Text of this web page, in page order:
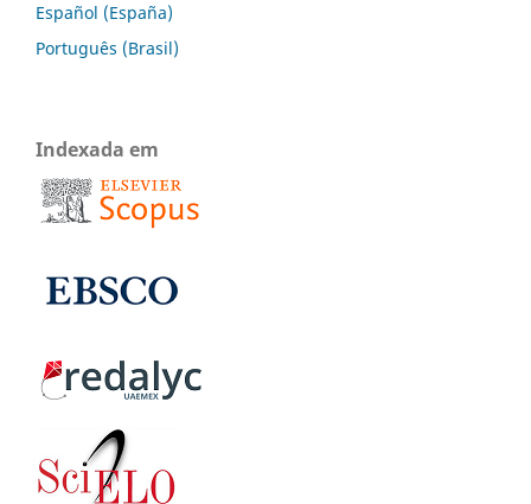
Español (España)
Português (Brasil)
Indexada em